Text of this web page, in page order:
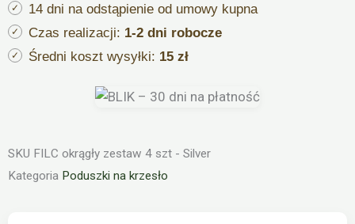
krzesło
domowe
36Ø
4
szt
14 dni na odstąpienie od umowy kupna
Czas realizacji: 1-2 dni robocze
Średni koszt wysyłki: 15 zł
SKU FILC okrągły zestaw 4 szt - Silver
Kategoria Poduszki na krzesło